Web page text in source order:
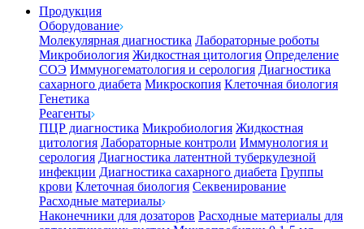
Продукция
Оборудование
Молекулярная диагностика Лабораторные роботы
Микробиология Жидкостная цитология Определение
СОЭ Иммуногематология и серология Диагностика
сахарного диабета Микроскопия Клеточная биология
Генетика
Реагенты
ПЦР диагностика Микробиология Жидкостная
цитология Лабораторные контроли Иммунология и
серология Диагностика латентной туберкулезной
инфекции Диагностика сахарного диабета Группы
крови Клеточная биология Секвенирование
Расходные материалы
Наконечники для дозаторов Расходные материалы для